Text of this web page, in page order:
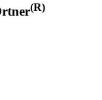
(R)